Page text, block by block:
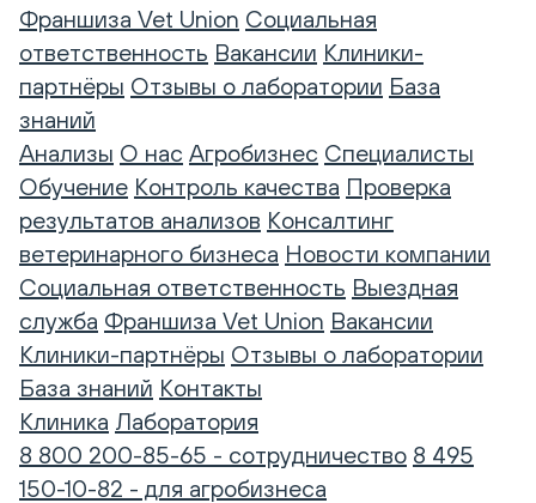
Франшиза Vet Union Социальная
ответственность Вакансии Клиники-
партнёры Отзывы о лаборатории База
знаний
Анализы О нас Агробизнес Специалисты
Обучение Контроль качества Проверка
результатов анализов Консалтинг
ветеринарного бизнеса Новости компании
Социальная ответственность Выездная
служба Франшиза Vet Union Вакансии
Клиники-партнёры Отзывы о лаборатории
База знаний Контакты
Клиника Лаборатория
8 800 200-85-65 - сотрудничество 8 495
150-10-82 - для агробизнеса